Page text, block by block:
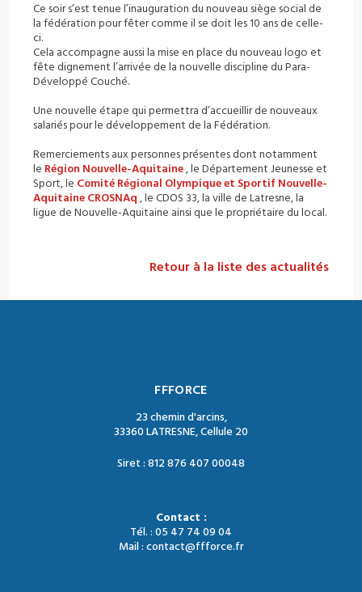
Ce soir s’est tenue l’inauguration du nouveau siège social de
la fédération pour fêter comme il se doit les 10 ans de celle-
ci.
Cela accompagne aussi la mise en place du nouveau logo et
fête dignement l’arrivée de la nouvelle discipline du Para-
Développé Couché.
Une nouvelle étape qui permettra d’accueillir de nouveaux
salariés pour le développement de la Fédération.
Remerciements aux personnes présentes dont notamment
le Région Nouvelle-Aquitaine, le Département Jeunesse et
Sport, le Comité Régional Olympique et Sportif Nouvelle-
Aquitaine CROSNAq , le CDOS 33, la ville de Latresne, la
ligue de Nouvelle-Aquitaine ainsi que le propriétaire du local.
Retour à la liste des actualités
FFFORCE
23 chemin d'arcins,
33360 LATRESNE, Cellule 20
Siret : 812 876 407 00048
Contact :
Tél. : 05 47 74 09 04
Mail : contact@ffforce.fr